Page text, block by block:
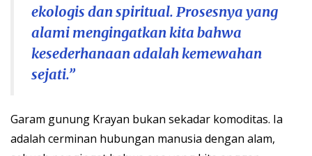
ekologis dan spiritual. Prosesnya yang
alami mengingatkan kita bahwa
kesederhanaan adalah kemewahan
sejati.”
Garam gunung Krayan bukan sekadar komoditas. Ia
adalah cerminan hubungan manusia dengan alam,